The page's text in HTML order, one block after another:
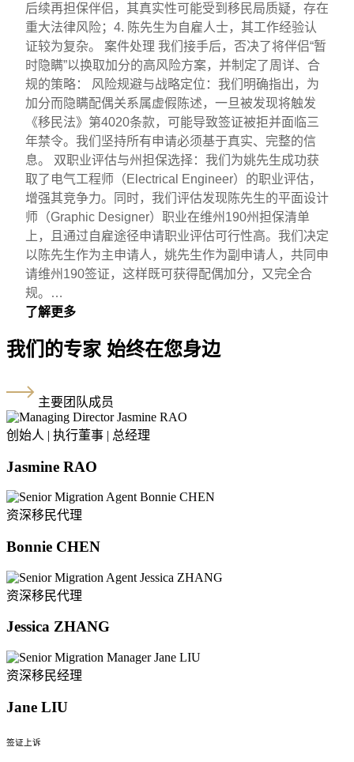
后续再担保伴侣，其真实性可能受到移民局质疑，存在
重大法律风险；4. 陈先生为自雇人士，其工作经验认
证较为复杂。 案件处理 我们接手后，否决了将伴侣“暂
时隐瞒”以换取加分的高风险方案，并制定了周详、合
规的策略： 风险规避与战略定位：我们明确指出，为
加分而隐瞒配偶关系属虚假陈述，一旦被发现将触发
《移民法》第4020条款，可能导致签证被拒并面临三
年禁令。我们坚持所有申请必须基于真实、完整的信
息。 双职业评估与州担保选择：我们为姚先生成功获
取了电气工程师（Electrical Engineer）的职业评估，
增强其竞争力。同时，我们评估发现陈先生的平面设计
师（Graphic Designer）职业在维州190州担保清单
上，且通过自雇途径申请职业评估可行性高。我们决定
以陈先生作为主申请人，姚先生作为副申请人，共同申
请维州190签证，这样既可获得配偶加分，又完全合
规。…
了解更多
我们的专家 始终在您身边
主要团队成员
创始人 | 执行董事 | 总经理
Jasmine RAO
资深移民代理
Bonnie CHEN
资深移民代理
Jessica ZHANG
资深移民经理
Jane LIU
签证上诉